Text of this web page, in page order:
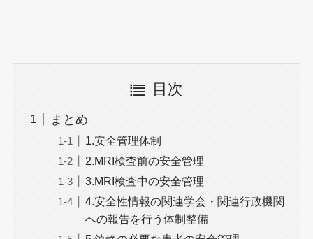
目次
まとめ
1.安全管理体制
2.MRI検査前の安全管理
3.MRI検査中の安全管理
4.安全性情報の関連学会・関連行政機関
への報告を行う体制整備